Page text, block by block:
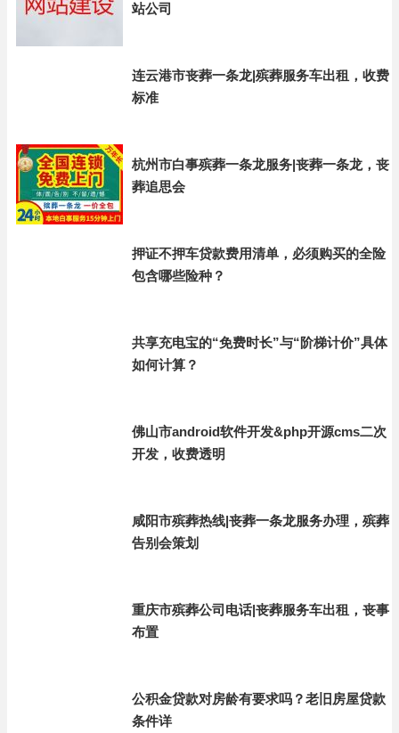
站公司
连云港市丧葬一条龙|殡葬服务车出租，收费
标准
杭州市白事殡葬一条龙服务|丧葬一条龙，丧
葬追思会
押证不押车贷款费用清单，必须购买的全险
包含哪些险种？
共享充电宝的“免费时长”与“阶梯计价”具体
如何计算？
佛山市android软件开发&php开源cms二次
开发，收费透明
咸阳市殡葬热线|丧葬一条龙服务办理，殡葬
告别会策划
重庆市殡葬公司电话|丧葬服务车出租，丧事
布置
公积金贷款对房龄有要求吗？老旧房屋贷款
条件详